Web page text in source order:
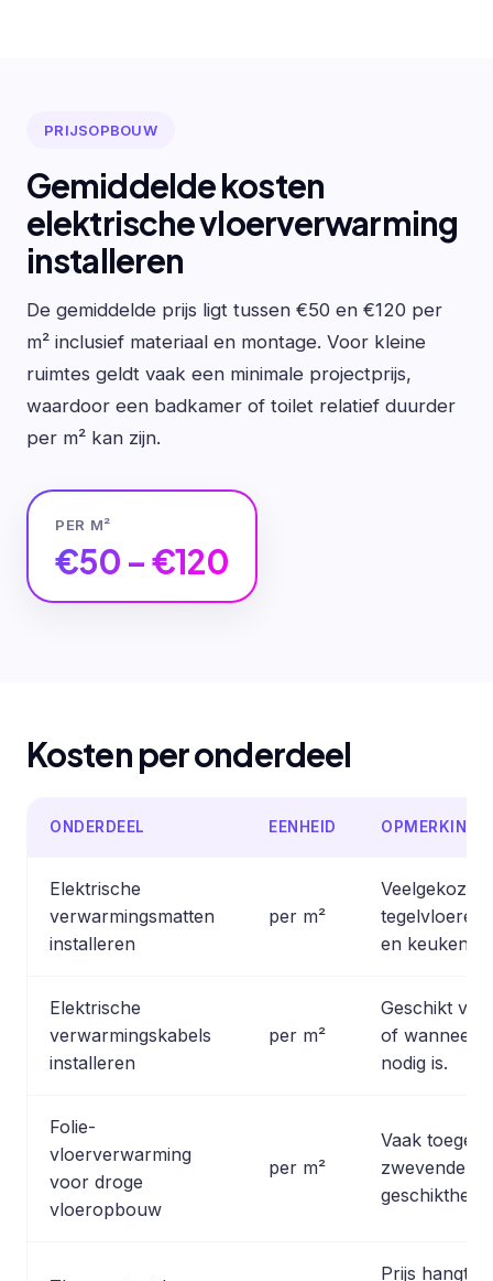
PRIJSOPBOUW
Gemiddelde kosten
elektrische vloerverwarming
installeren
De gemiddelde prijs ligt tussen €50 en €120 per
m² inclusief materiaal en montage. Voor kleine
ruimtes geldt vaak een minimale projectprijs,
waardoor een badkamer of toilet relatief duurder
per m² kan zijn.
PER M²
€50 – €120
Kosten per onderdeel
ONDERDEEL EENHEID OPMERKING
Elektrische
verwarmingsmatten
installeren
per m²
en keukens.
Elektrische
verwarmingskabels
installeren
per m²
Geschikt
of wanneer
nodig is.
Folie-
vloerverwarming
voor droge
vloeropbouw
per m²
Vaak
zwevende
geschiktheid
Prijs hangt